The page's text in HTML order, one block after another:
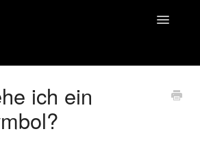
Toggle
more help? Contact us at
ich ein